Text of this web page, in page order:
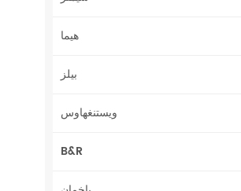
هيما
بيلز
ويستنغهاوس
B&R